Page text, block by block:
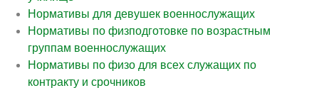
Нормативы для девушек военнослужащих
Нормативы по физподготовке по возрастным
группам военнослужащих
Нормативы по физо для всех служащих по
контракту и срочников